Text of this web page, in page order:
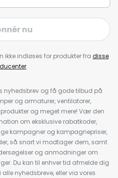
nu
indløses for produkter fra disse
.
nyhedsbrev og få gode tilbud på
og armaturer, ventilatorer,
og meget mere! Vær den
om eksklusive rabatkoder,
kampagner og kampagnepriser,
så snart vi modtager dem, samt
og anmodninger om
Du kan til enhver tid afmelde dig
nyhedsbreve, eller via vores